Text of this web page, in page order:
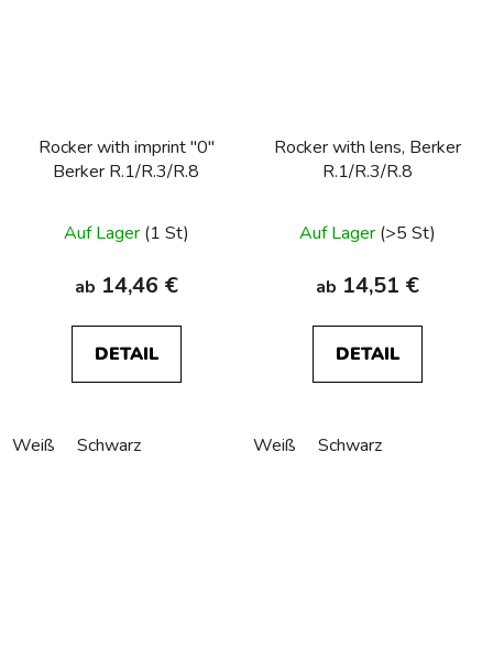
Rocker with imprint "0"
Berker R.1/R.3/R.8
Auf Lager (1 St)
ab 14,46 €
DETAIL
Weiß Schwarz
Rocker with lens, Berker
R.1/R.3/R.8
Auf Lager (>5 St)
ab 14,51 €
DETAIL
Weiß Schwarz